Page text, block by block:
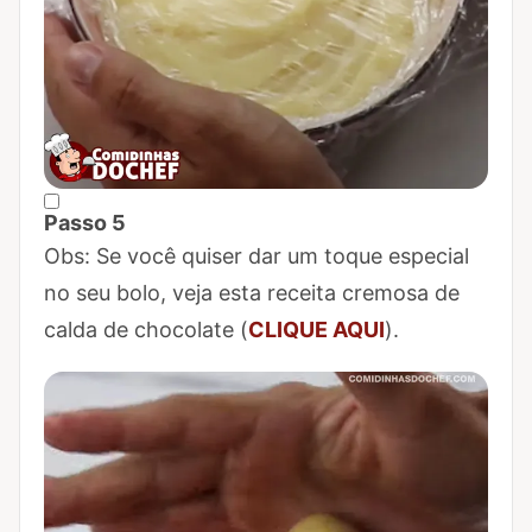
Passo 5
Marcar Passo 5 como concluído
Obs: Se você quiser dar um toque especial
no seu bolo, veja esta receita cremosa de
calda de chocolate (CLIQUE AQUI).